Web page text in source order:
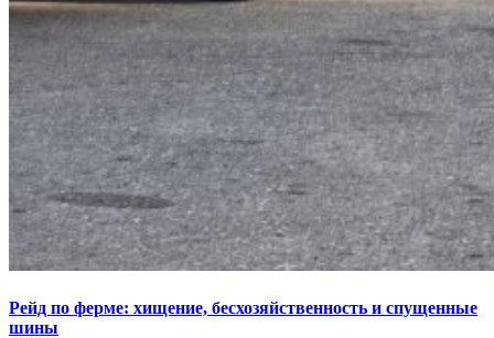
Рейд по ферме: хищение, бесхозяйственность и спущенные
шины